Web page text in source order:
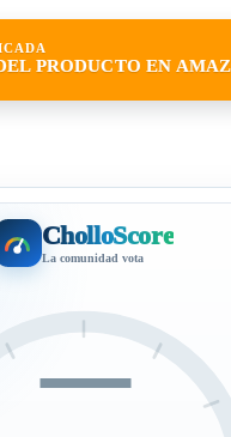
PRODUCTO EN
CholloScore
La comunidad vota
—